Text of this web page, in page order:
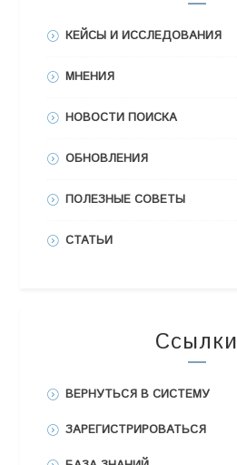
КЕЙСЫ И ИССЛЕДОВАНИЯ
МНЕНИЯ
НОВОСТИ ПОИСКА
ОБНОВЛЕНИЯ
ПОЛЕЗНЫЕ СОВЕТЫ
СТАТЬИ
Ссылки
ВЕРНУТЬСЯ В СИСТЕМУ
ЗАРЕГИСТРИРОВАТЬСЯ